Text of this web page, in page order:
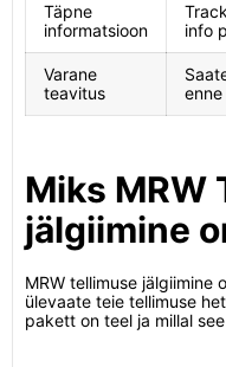
Täpne
informatsioon
info
Varane
teavitus
Miks MRW
jälgiimine
MRW tellimuse jälgiimine
ülevaate teie tellimuse
pakett on teel ja millal